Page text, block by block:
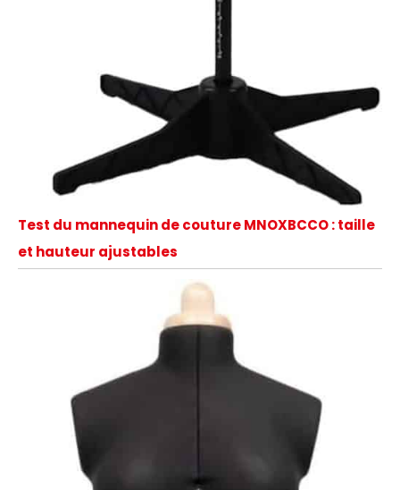
Test du mannequin de couture MNOXBCCO : taille
et hauteur ajustables